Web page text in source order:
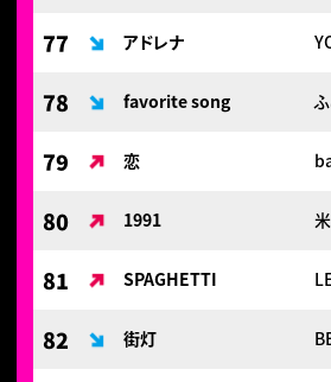
77 アドレナ
78 favorite song
79 恋
80 1991
81 SPAGHETTI
82 街灯